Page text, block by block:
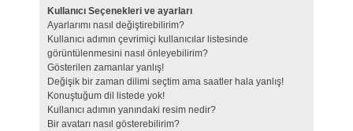
Kullanıcı Seçenekleri ve ayarları
Ayarlarımı nasıl değiştirebilirim?
Kullanıcı adımın çevrimiçi kullanıcılar listesinde
görüntülenmesini nasıl önleyebilirim?
Gösterilen zamanlar yanlış!
Değişik bir zaman dilimi seçtim ama saatler hala yanlış!
Konuştuğum dil listede yok!
Kullanıcı adımın yanındaki resim nedir?
Bir avatarı nasıl gösterebilirim?